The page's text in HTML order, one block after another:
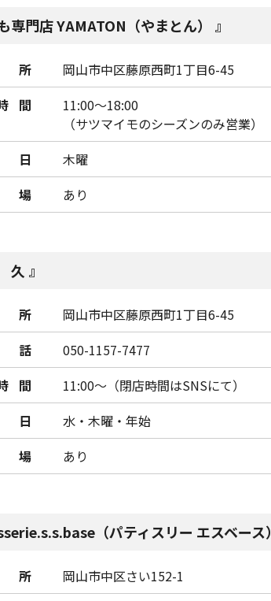
専門店 YAMATON（やまとん）
岡山市中区藤原西町1丁目6-45
間
11:00～18:00
（サツマイモのシーズンのみ営業）
木曜
場
あり
久
岡山市中区藤原西町1丁目6-45
050-1157-7477
間
11:00～（閉店時間はSNSにて）
水・木曜・年始
場
あり
（パティスリー エスベース）
岡山市中区さい152-1